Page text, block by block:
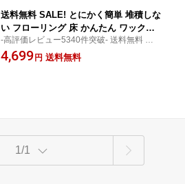
プ1L
送料無料 SALE! とにかく簡単 堆積しな
い フローリング 床 かんたん ワックス
剥離・はがし・補修も簡単！床材 傷 保
護におすすめ＆安心 フローリングのお
-高評価レビュー5340件突破- 送料無料 あす
楽 よく歩くリビングと廊下の光沢が減って
きた・・・そんな方の艶回復に役立つ簡単
4,699 円 送料無料
1/1